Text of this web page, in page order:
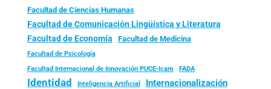
Facultad de Ciencias Humanas
Facultad de Comunicación Lingüística y Literatura
Facultad de Economía Facultad de Medicina
Facultad de Psicología
Facultad Internacional de Innovación PUCE-Icam FADA
Identidad Inteligencia Artificial Internacionalización